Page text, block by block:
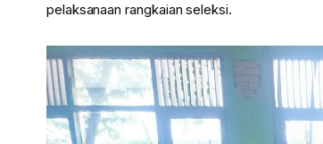
pelaksanaan rangkaian seleksi.